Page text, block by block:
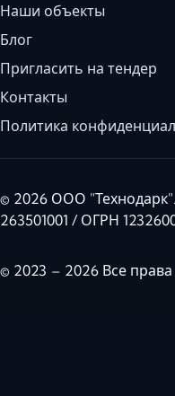
Наши объекты
Блог
Пригласить на тендер
Контакты
Политика
© 2026 ООО
263501001 / ОГРН
© 2023 – 2026 Все